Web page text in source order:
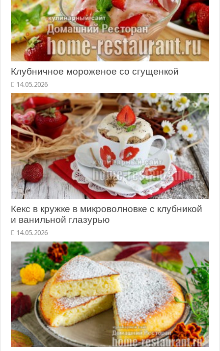
Клубничное мороженое со сгущенкой
14.05.2026
Кекс в кружке в микроволновке с клубникой
и ванильной глазурью
14.05.2026